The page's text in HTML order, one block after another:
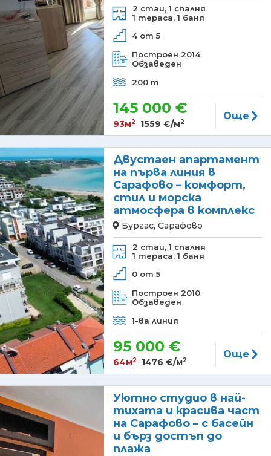
2 стаи, 1 спалня
1 тераса, 1 баня
4 от 5
Построен 2014
Обзаведен
200 m
145 000 €
93м2 1559 €/м2
Още
Двустаен апартамент
на първа линия в
Сарафово – комфорт,
стил и морска
атмосфера в комплекс
Бургас, Сарафово
2 стаи, 1 спалня
1 тераса, 1 баня
0 от 5
Построен 2010
Обзаведен
1-ва линия
95 000 €
64м2 1476 €/м2
Още
Уютно студио в най-
тихата и красива част
на Сарафово – с басейн
и бърз достъп до
плажа